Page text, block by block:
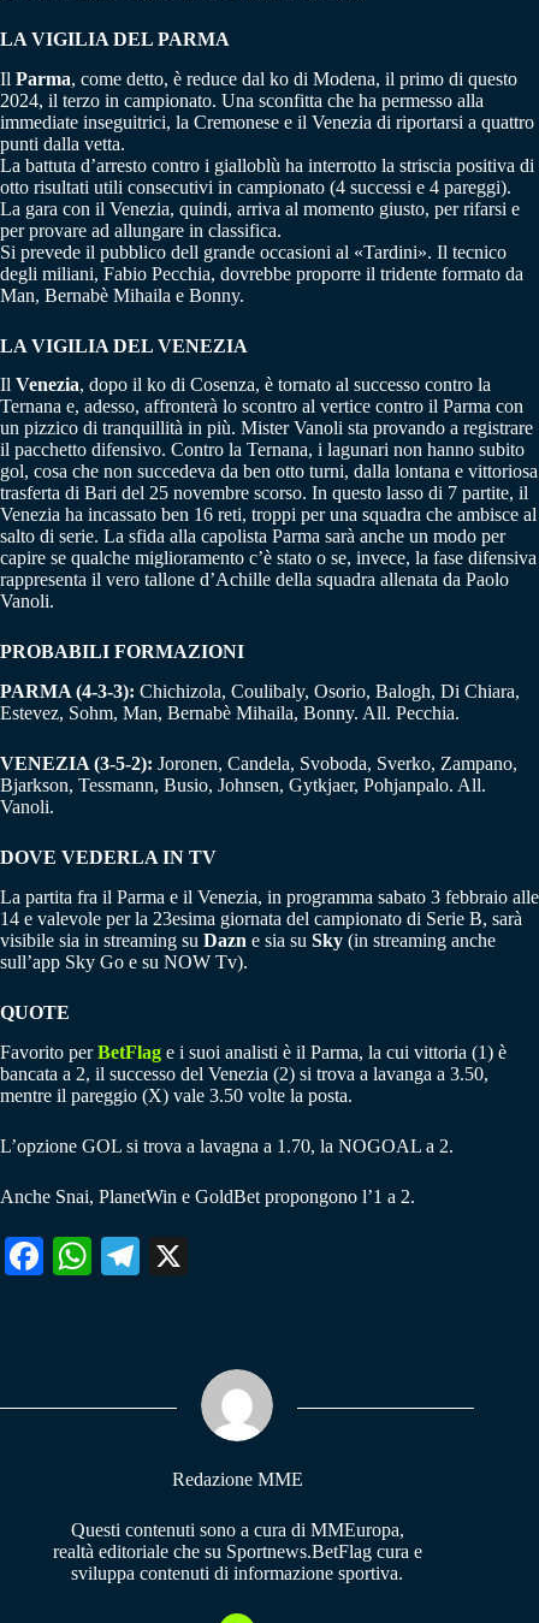
LA VIGILIA DEL PARMA
Il Parma, come detto, è reduce dal ko di Modena, il primo di questo
2024, il terzo in campionato. Una sconfitta che ha permesso alla
immediate inseguitrici, la Cremonese e il Venezia di riportarsi a quattro
punti dalla vetta.
La battuta d’arresto contro i gialloblù ha interrotto la striscia positiva di
otto risultati utili consecutivi in campionato (4 successi e 4 pareggi).
La gara con il Venezia, quindi, arriva al momento giusto, per rifarsi e
per provare ad allungare in classifica.
Si prevede il pubblico dell grande occasioni al «Tardini». Il tecnico
degli miliani, Fabio Pecchia, dovrebbe proporre il tridente formato da
Man, Bernabè Mihaila e Bonny.
LA VIGILIA DEL VENEZIA
Il Venezia, dopo il ko di Cosenza, è tornato al successo contro la
Ternana e, adesso, affronterà lo scontro al vertice contro il Parma con
un pizzico di tranquillità in più. Mister Vanoli sta provando a registrare
il pacchetto difensivo. Contro la Ternana, i lagunari non hanno subito
gol, cosa che non succedeva da ben otto turni, dalla lontana e vittoriosa
trasferta di Bari del 25 novembre scorso. In questo lasso di 7 partite, il
Venezia ha incassato ben 16 reti, troppi per una squadra che ambisce al
salto di serie. La sfida alla capolista Parma sarà anche un modo per
capire se qualche miglioramento c’è stato o se, invece, la fase difensiva
rappresenta il vero tallone d’Achille della squadra allenata da Paolo
Vanoli.
PROBABILI FORMAZIONI
PARMA (4-3-3): Chichizola, Coulibaly, Osorio, Balogh, Di Chiara,
Estevez, Sohm, Man, Bernabè Mihaila, Bonny. All. Pecchia.
VENEZIA (3-5-2): Joronen, Candela, Svoboda, Sverko, Zampano,
Bjarkson, Tessmann, Busio, Johnsen, Gytkjaer, Pohjanpalo. All.
Vanoli.
DOVE VEDERLA IN TV
La partita fra il Parma e il Venezia, in programma sabato 3 febbraio alle
14 e valevole per la 23esima giornata del campionato di Serie B, sarà
visibile sia in streaming su Dazn e sia su Sky (in streaming anche
sull’app Sky Go e su NOW Tv).
QUOTE
Favorito perBetFlag e i suoi analisti è il Parma, la cui vittoria (1) è
bancata a 2, il successo del Venezia (2) si trova a lavanga a 3.50,
mentre il pareggio (X) vale 3.50 volte la posta.
L’opzione GOL si trova a lavagna a 1.70, la NOGOAL a 2.
Anche Snai, PlanetWin e GoldBet propongono l’1 a 2.
Fa W
pp
Te
m
Redazione MME
Questi contenuti sono a cura di MMEuropa,
realtà editoriale che su Sportnews.BetFlag cura e
sviluppa contenuti di informazione sportiva.